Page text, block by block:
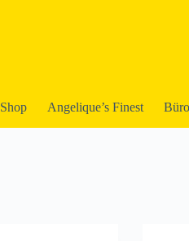
Shop Angelique’︎s Finest